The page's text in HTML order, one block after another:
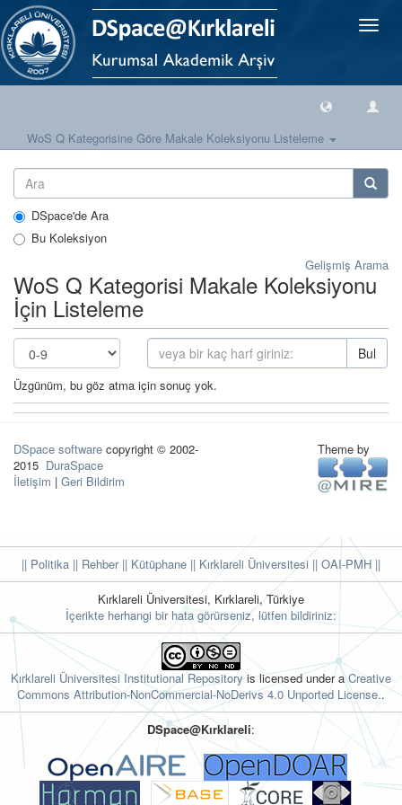
Geçiş
WoS Q Kategorisine Göre Makale Koleksiyonu Listeleme
DSpace'de Ara
Bu Koleksiyon
Gelişmiş Arama
WoS Q Kategorisi Makale Koleksiyonu
İçin Listeleme
Bul
Üzgünüm, bu göz atma için sonuç yok.
DSpace software copyright © 2002-
2015 DuraSpace
İletişim | Geri Bildirim
Theme by
|| Politika || Rehber|| Kütüphane || Kırklareli Üniversitesi || OAI-PMH ||
Kırklareli Üniversitesi, Kırklareli, Türkiye
İçerikte herhangi bir hata görürseniz, lütfen bildiriniz:
Kırklareli Üniversitesi Institutional Repositoryis licensed under aCreative
Commons Attribution-NonCommercial-NoDerivs 4.0 Unported License..
DSpace@Kırklareli: